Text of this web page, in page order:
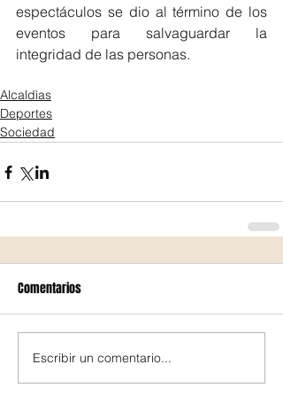
espectáculos se dio al término de los
eventos para salvaguardar la
integridad de las personas.
Alcaldìas
Deportes
Sociedad
Comentarios
Escribir un comentario...